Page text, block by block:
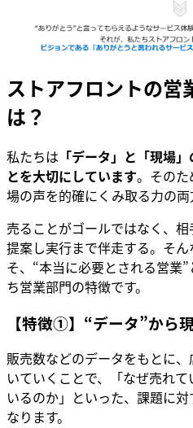
ストアフロントの営
は？
私たちは 「データ」と「現場
とを大切にしています。その
場の声を的確にくみ取る力の両
売ることがゴールではなく、
提案し実行まで伴走する。そ
そ、“本当に必要とされる営業
ち営業部門の特徴です。
【特徴①】“データ”から
販売数などのデータをもとに
いていくことで、「なぜ売れ
いるのか」といった、課題に
なります。